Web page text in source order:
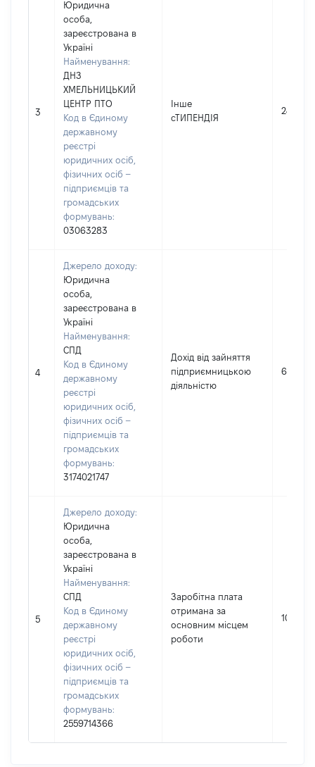
3
Юридична
особа,
зареєстрована в
Україні
Найменування:
ДНЗ
ХМЕЛЬНИЦЬКИЙ
ЦЕНТР ПТО
Код в Єдиному
державному
реєстрі
юридичних осіб,
фізичних осіб –
підприємців та
громадських
формувань:
03063283
Інше
сТИПЕНДІЯ
2450
4
Джерело доходу:
Юридична
особа,
зареєстрована в
Україні
Найменування:
СПД
Код в Єдиному
державному
реєстрі
юридичних осіб,
фізичних осіб –
підприємців та
громадських
формувань:
3174021747
Дохід від зайняття
підприємницькою
діяльністю
6000
5
Джерело доходу:
Юридична
особа,
зареєстрована в
Україні
Найменування:
СПД
Код в Єдиному
державному
реєстрі
юридичних осіб,
фізичних осіб –
підприємців та
громадських
формувань:
2559714366
Заробітна плата
отримана за
основним місцем
роботи
10290